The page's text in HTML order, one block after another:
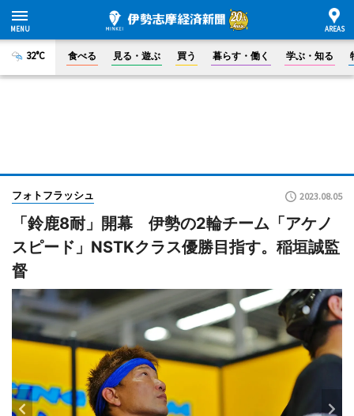
32°C 食べる 見る・遊ぶ 買う 暮らす・働く 学ぶ・知る
フォトフラッシュ 2023.08.05
「鈴鹿8耐」開幕 伊勢の2輪チーム「アケノ
スピード」NSTKクラス優勝目指す。稲垣誠監
督